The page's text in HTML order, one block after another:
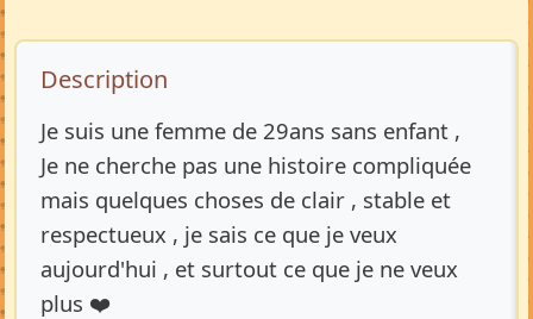
Description de l’annonce
Description
Je suis une femme de 29ans sans enfant ,
Je ne cherche pas une histoire compliquée
mais quelques choses de clair , stable et
respectueux , je sais ce que je veux
aujourd'hui , et surtout ce que je ne veux
plus ❤️